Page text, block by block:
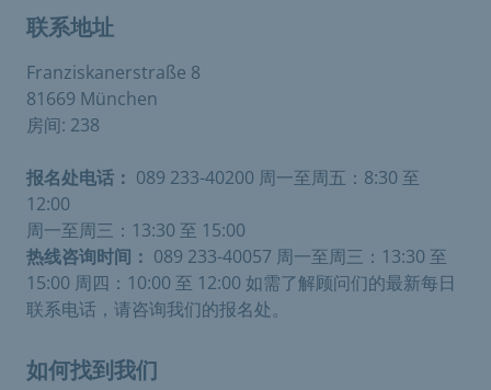
联系地址
Franziskanerstraße 8
81669 München
房间: 238
报名处电话： 089 233-40200 周一至周五：8:30 至
12:00
周一至周三：13:30 至 15:00
热线咨询时间： 089 233-40057 周一至周三：13:30 至
15:00 周四：10:00 至 12:00 如需了解顾问们的最新每日
联系电话，请咨询我们的报名处。
如何找到我们